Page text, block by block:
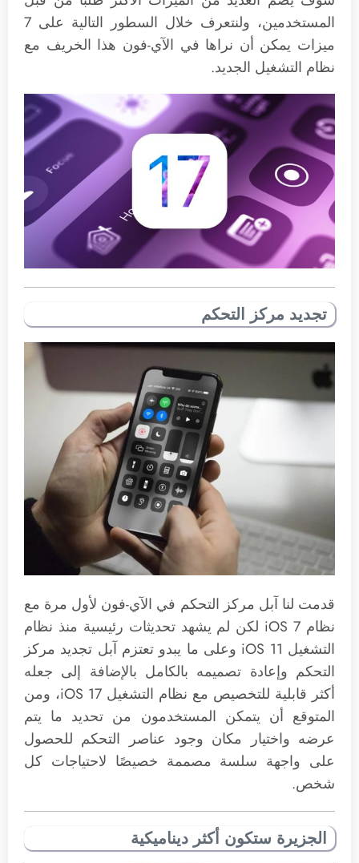
المستخدمين، ولنتعرف خلال السطور التالية على 7
ميزات يمكن أن نراها في الآي-فون هذا الخريف مع
نظام التشغيل الجديد.
تجديد مركز التحكم
قدمت لنا آبل مركز التحكم في الآي-فون لأول مرة مع
نظام iOS 7 لكن لم يشهد تحديثات رئيسية منذ نظام
التشغيل iOS 11 وعلى ما يبدو تعتزم آبل تجديد مركز
التحكم وإعادة تصميمه بالكامل بالإضافة إلى جعله
أكثر قابلية للتخصيص مع نظام التشغيل iOS 17، ومن
المتوقع أن يتمكن المستخدمون من تحديد ما يتم
عرضه واختيار مكان وجود عناصر التحكم للحصول
على واجهة سلسة مصممة خصيصًا لاحتياجات كل
شخص.
الجزيرة ستكون أكثر ديناميكية